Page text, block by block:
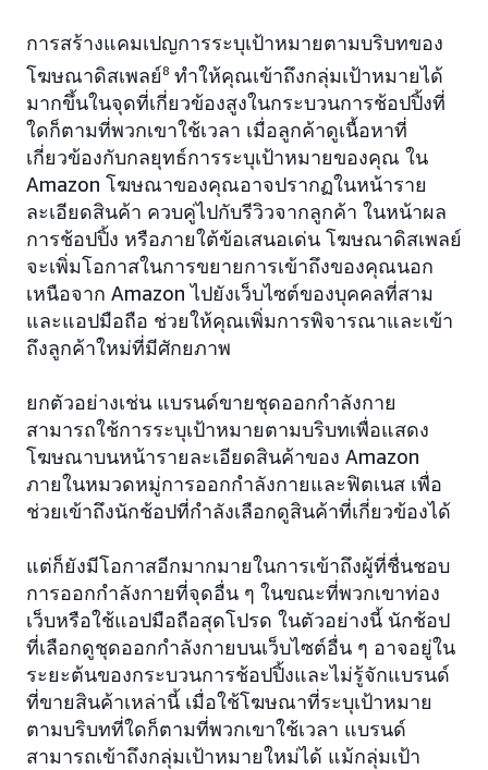
การสร้างแคมเปญการระบุเป้าหมายตามบริบทของ
โฆษณาดิสเพลย์8 ทำให้คุณเข้าถึงกลุ่มเป้าหมายได้
มากขึ้นในจุดที่เกี่ยวข้องสูงในกระบวนการช้อปปิ้งที่
ใดก็ตามที่พวกเขาใช้เวลา เมื่อลูกค้าดูเนื้อหาที่
เกี่ยวข้องกับกลยุทธ์การระบุเป้าหมายของคุณ ใน
Amazon โฆษณาของคุณอาจปรากฏในหน้าราย
ละเอียดสินค้า ควบคู่ไปกับรีวิวจากลูกค้า ในหน้าผล
การช้อปปิ้ง หรือภายใต้ข้อเสนอเด่น โฆษณาดิสเพลย์
จะเพิ่มโอกาสในการขยายการเข้าถึงของคุณนอก
เหนือจาก Amazon ไปยังเว็บไซต์ของบุคคลที่สาม
และแอปมือถือ ช่วยให้คุณเพิ่มการพิจารณาและเข้า
ถึงลูกค้าใหม่ที่มีศักยภาพ
ยกตัวอย่างเช่น แบรนด์ขายชุดออกกำลังกาย
สามารถใช้การระบุเป้าหมายตามบริบทเพื่อแสดง
โฆษณาบนหน้ารายละเอียดสินค้าของ Amazon
ภายในหมวดหมู่การออกกำลังกายและฟิตเนส เพื่อ
ช่วยเข้าถึงนักช้อปที่กำลังเลือกดูสินค้าที่เกี่ยวข้องได้
แต่ก็ยังมีโอกาสอีกมากมายในการเข้าถึงผู้ที่ชื่นชอบ
การออกกำลังกายที่จุดอื่น ๆ ในขณะที่พวกเขาท่อง
เว็บหรือใช้แอปมือถือสุดโปรด ในตัวอย่างนี้ นักช้อป
ที่เลือกดูชุดออกกำลังกายบนเว็บไซต์อื่น ๆ อาจอยู่ใน
ระยะต้นของกระบวนการช้อปปิ้งและไม่รู้จักแบรนด์
ที่ขายสินค้าเหล่านี้ เมื่อใช้โฆษณาที่ระบุเป้าหมาย
ตามบริบทที่ใดก็ตามที่พวกเขาใช้เวลา แบรนด์
สามารถเข้าถึงกลุ่มเป้าหมายใหม่ได้ แม้กลุ่มเป้า